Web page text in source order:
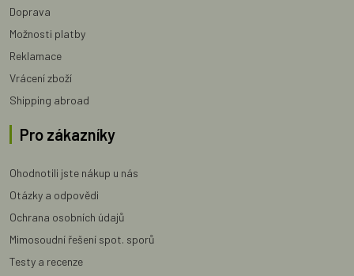
Doprava
Možnosti platby
Reklamace
Vrácení zboží
Shipping abroad
Pro zákazníky
Ohodnotili jste nákup u nás
Otázky a odpovědi
Ochrana osobních údajů
Mimosoudní řešení spot. sporů
Testy a recenze